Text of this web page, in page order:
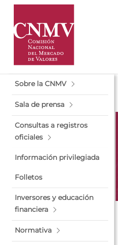
Sobre la CNMV
Sala de prensa
Consultas a registros
oficiales
Información privilegiada
Folletos
Inversores y educación
financiera
Normativa